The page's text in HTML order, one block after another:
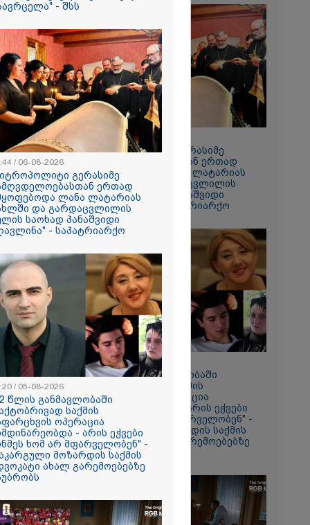
რომ
- კურიერის
და ჩაშლილი
მლნ მოიგო,
ნაგავში
ის
ნაგვის
1305.10
თქვენი
08:44 / 06-08-2026
"მიტროპოლიტი გერასიმე
სამღვდელოებასთან ერთად
იმყოფებოდა ლანა ლატარიას
სახლში და გარდაცვლილის
სულის საოხად პანაშვიდი
აღავლინა" - საპატრიარქო
20:20 / 05-08-2026
"12 წლის განმავლობაში
ფაქტობრივად საქმის
ჩაფარცხვის ოპერაცია
მიმდინარეობდა - არის ეჭვები
ვინმეს ხომ არ მფარველობენ" -
დაკარგული მოზარდის საქმის
ადვოკატი ახალ გარემოებებზე
საუბრობს
- შსს
/ 06-08-2026
გერასიმე
ერთად
ლანა ლატარიას
და გარდაცვლილის
საოხად პანაშვიდი
- საპატრიარქო
/ 05-08-2026
წლის განმავლობაში
საქმის
ოპერაცია
- არის ეჭვები
ხომ არ მფარველობენ" -
მოზარდის საქმის
ახალ გარემოებებზე